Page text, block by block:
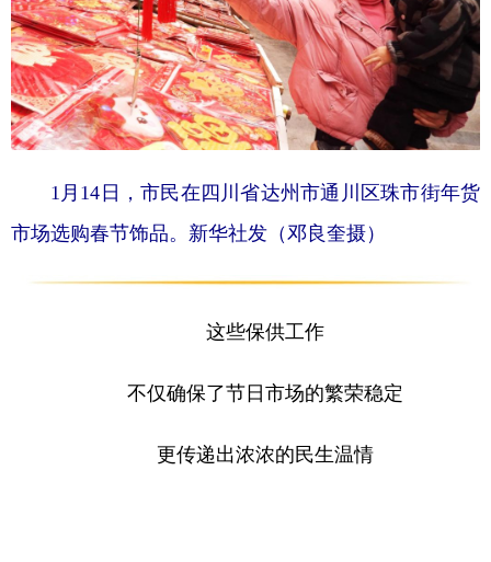
1月14日，市民在四川省达州市通川区珠市街年货
市场选购春节饰品。新华社发（邓良奎摄）
这些保供工作
不仅确保了节日市场的繁荣稳定
更传递出浓浓的民生温情